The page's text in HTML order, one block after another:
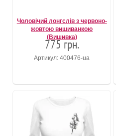
Чоловічий лонгслів з червоно-
жовтою вишиванкою
(Вишивка)
775 грн.
Артикул: 400476-ua